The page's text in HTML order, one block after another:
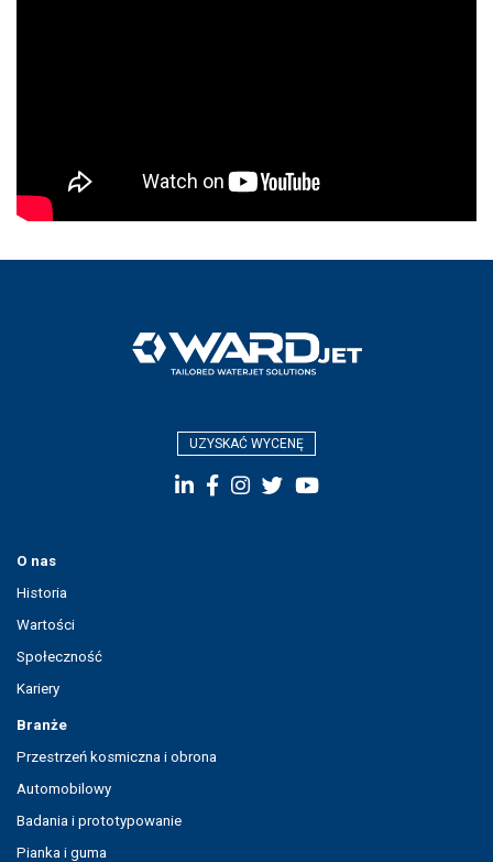
UZYSKAĆ WYCENĘ
O nas
Historia
Wartości
Społeczność
Kariery
Branże
Przestrzeń kosmiczna i obrona
Automobilowy
Badania i prototypowanie
Pianka i guma